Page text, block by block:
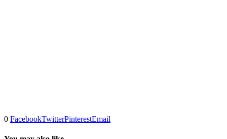
0 FacebookTwitterPinterestEmail